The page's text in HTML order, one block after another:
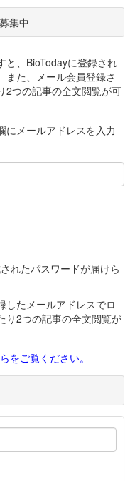
集中
と、BioTodayに登録され
また、メール会員登録さ
2つの記事の全文閲覧が可
にメールアドレスを入力
れたパスワードが届けら
したメールアドレスでロ
り2つの記事の全文閲覧が
をご覧ください。